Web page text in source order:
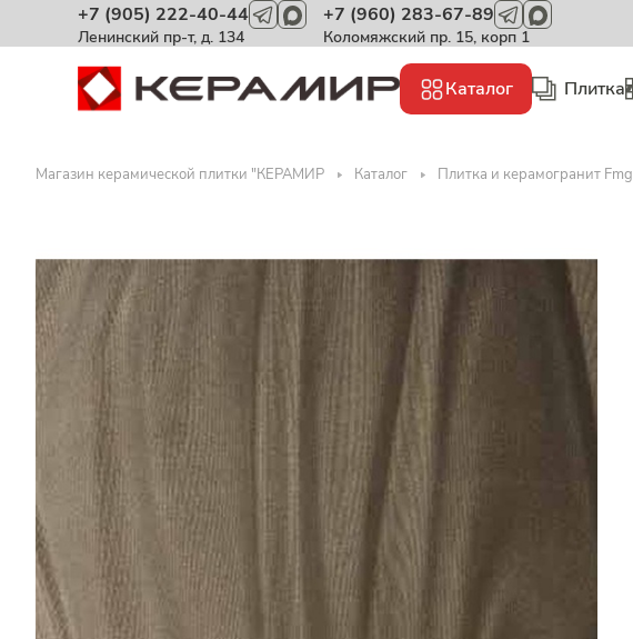
+7 (905) 222-40-44
Ленинский пр-т, д. 134
+7 (960) 283-67-89
Коломяжский пр. 15, корп 1
Каталог Плитка
Магазин керамической плитки "КЕРАМИР Каталог Плитка и керамогранит Fmg